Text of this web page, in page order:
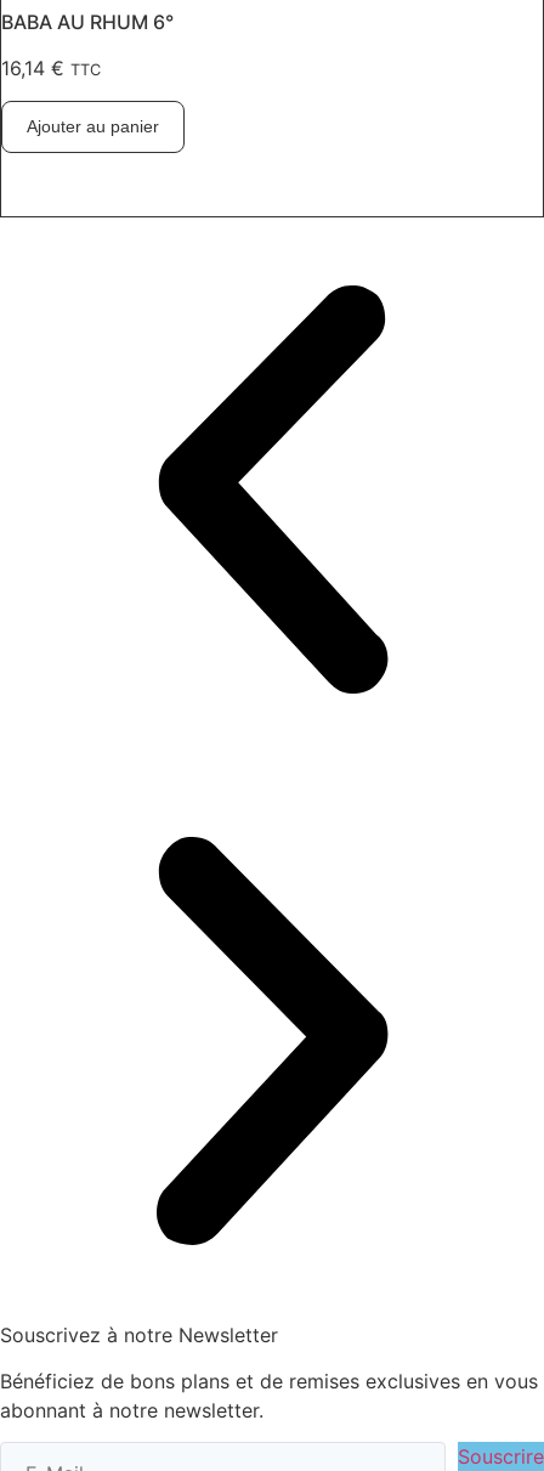
BABA AU RHUM 6°
16,14 € TTC
Ajouter au panier
Souscrivez à notre Newsletter
Bénéficiez de bons plans et de remises exclusives en vous
abonnant à notre newsletter.
Souscrire